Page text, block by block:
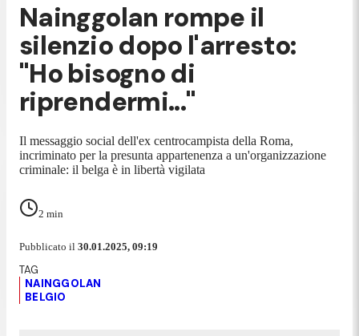
Nainggolan rompe il
silenzio dopo l'arresto:
"Ho bisogno di
riprendermi..."
Il messaggio social dell'ex centrocampista della Roma,
incriminato per la presunta appartenenza a un'organizzazione
criminale: il belga è in libertà vigilata
2 min
Pubblicato il 30.01.2025, 09:19
NAINGGOLAN
BELGIO